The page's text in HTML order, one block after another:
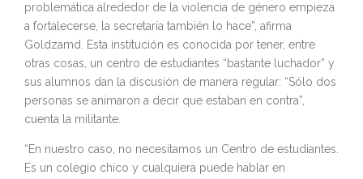
problemática alrededor de la violencia de género empieza
a fortalecerse, la secretaría también lo hace”, afirma
Goldzamd. Esta institución es conocida por tener, entre
otras cosas, un centro de estudiantes “bastante luchador” y
sus alumnos dan la discusión de manera regular: “Sólo dos
personas se animaron a decir que estaban en contra”,
cuenta la militante.
“En nuestro caso, no necesitamos un Centro de estudiantes.
Es un colegio chico y cualquiera puede hablar en